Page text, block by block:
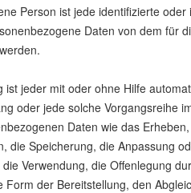
Person ist jede identifizierte oder
Daten von dem für
jeder mit oder ohne Hilfe
oder jede solche Vorgangsreihe
Daten wie das
die Speicherung, die Anpassung
Verwendung, die Offenlegung
Form der Bereitstellung, den